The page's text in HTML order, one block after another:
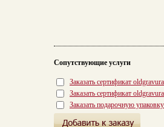
Сопутствующие услуги
Заказать сертификат
Заказать сертификат
Заказать подарочную